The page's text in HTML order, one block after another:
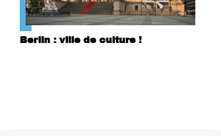
Berlin : ville de culture !